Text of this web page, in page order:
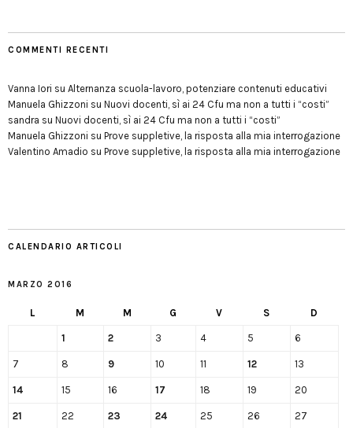
COMMENTI RECENTI
Vanna Iori su Alternanza scuola-lavoro, potenziare contenuti educativi
Manuela Ghizzoni su Nuovi docenti, sì ai 24 Cfu ma non a tutti i “costi”
sandra su Nuovi docenti, sì ai 24 Cfu ma non a tutti i “costi”
Manuela Ghizzoni su Prove suppletive, la risposta alla mia interrogazione
Valentino Amadio su Prove suppletive, la risposta alla mia interrogazione
CALENDARIO ARTICOLI
MARZO 2016
L M M G V S D
1 2 3 4 5 6
7 8 9 10 11 12 13
14 15 16 17 18 19 20
21 22 23 24 25 26 27